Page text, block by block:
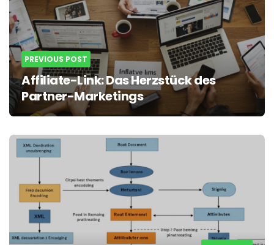
PREVIOUS POST
Affiliate-Link: Das Herzstück des
Partner-Marketings